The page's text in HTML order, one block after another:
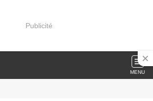
Publicité
MENU